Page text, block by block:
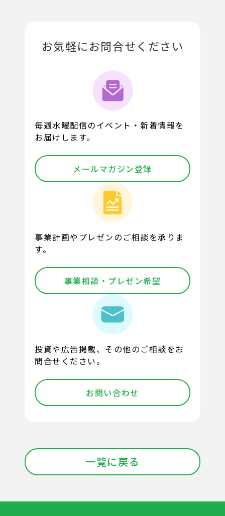
お気軽にお問合せください
毎週水曜配信のイベント・新着情報を
お届けします。
メールマガジン登録
事業計画やプレゼンのご相談を承りま
す。
事業相談・プレゼン希望
投資や広告掲載、その他のご相談をお
問合せください。
お問い合わせ
一覧に戻る